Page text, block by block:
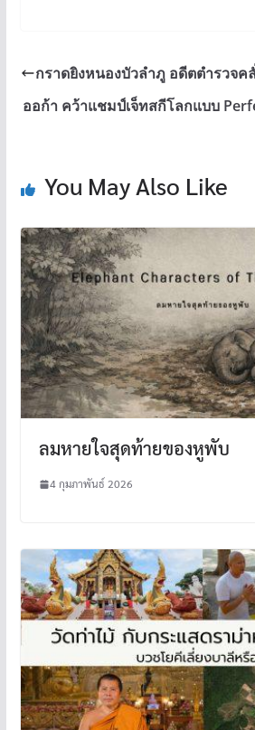
b
o
er es
t
bl
r
กราดยิงหนองบัวลำภู อดีตตำรวจค
ออก้า คว้าแชมป์เจ็ทสกีโลกแบบ
You May Also Like
ลมหายใจสุดท้ายของหูพับ
4 กุมภาพันธ์ 2026